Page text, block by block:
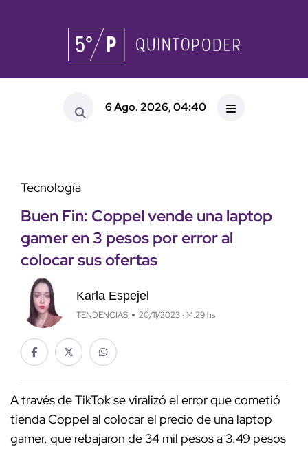
6 Ago. 2026, 04:40
Tecnología
Buen Fin: Coppel vende una laptop
gamer en 3 pesos por error al
colocar sus ofertas
Karla Espejel
TENDENCIAS 20/11/2023 · 14:29 hs
A través de TikTok se viralizó el error que cometió
tienda Coppel al colocar el precio de una laptop
gamer, que rebajaron de 34 mil pesos a 3.49 pesos